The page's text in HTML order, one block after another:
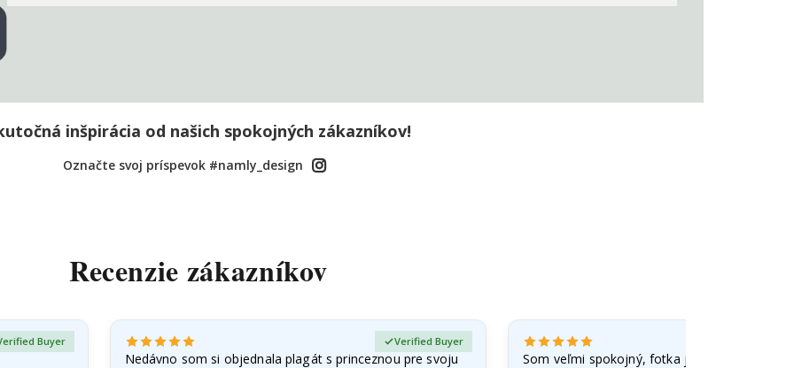
inšpirácia od našich spokojných zákazníkov!
Označte svoj príspevok #namly_design
Recenzie zákazníkov
Buyer
Nedávno som si objednala plagát s princeznou pre svoju
Verified Buyer
Som veľmi spokojný, fotka je dobre